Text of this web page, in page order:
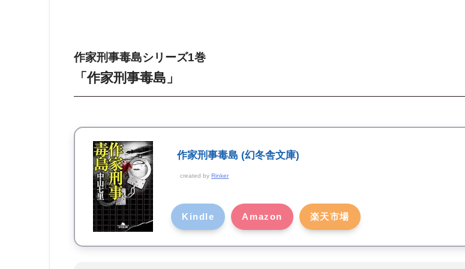
作家刑事毒島シリーズ1巻
「作家刑事毒島」
作家刑事毒島 (幻冬舎文庫)
created byRinker
Kindle Amazon 楽天市場